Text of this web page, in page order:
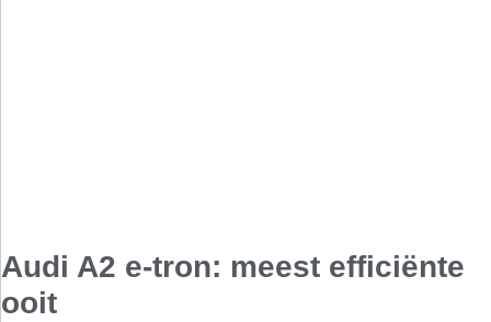
Audi A2 e-tron: meest efficiënte
ooit